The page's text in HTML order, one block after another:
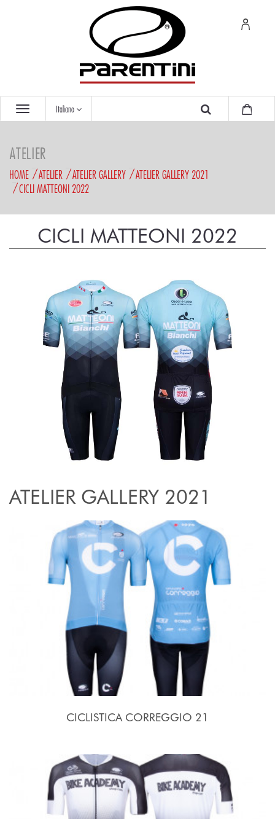
Italiano
ATELIER
HOME ATELIER ATELIER GALLERY
ATELIER GALLERY 2021
CICLI MATTEONI 2022
CICLI MATTEONI 2022
ATELIER GALLERY 2021
CICLISTICA CORREGGIO 21